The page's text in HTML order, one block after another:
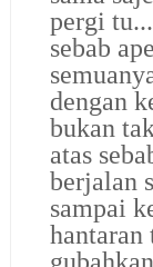
pergi
sebab
dengan
bukan
atas
berjalan
sampai
hantaran